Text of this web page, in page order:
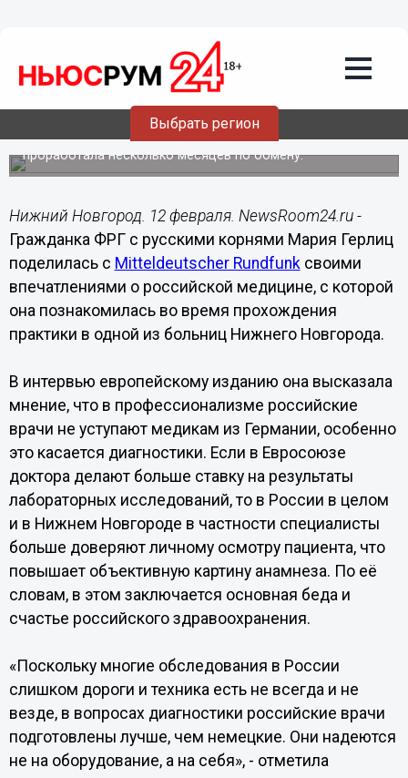
Выбрать регион
Медсестра из ФРГ рассказала
европейским СМИ о нижегородской
медицине
Мария Герлиц вернулась из Нижнего Новгорода, где
проработала несколько месяцев по обмену.
Нижний Новгород. 12 февраля. NewsRoom24.ru -
Гражданка ФРГ с русскими корнями Мария Герлиц
поделилась с Mitteldeutscher Rundfunkсвоими
впечатлениями о российской медицине, с которой
она познакомилась во время прохождения
практики в одной из больниц Нижнего Новгорода.
В интервью европейскому изданию она высказала
мнение, что в профессионализме российские
врачи не уступают медикам из Германии, особенно
это касается диагностики. Если в Евросоюзе
доктора делают больше ставку на результаты
лабораторных исследований, то в России в целом
и в Нижнем Новгороде в частности специалисты
больше доверяют личному осмотру пациента, что
повышает объективную картину анамнеза. По её
словам, в этом заключается основная беда и
счастье российского здравоохранения.
«Поскольку многие обследования в России
слишком дороги и техника есть не всегда и не
везде, в вопросах диагностики российские врачи
подготовлены лучше, чем немецкие. Они надеются
не на оборудование, а на себя», - отметила